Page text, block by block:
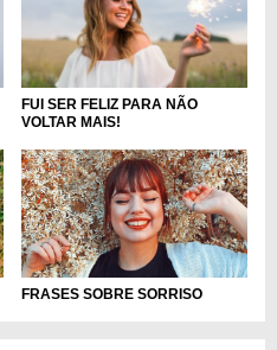
FUI SER FELIZ PARA NÃO
VOLTAR MAIS!
FRASES SOBRE SORRISO